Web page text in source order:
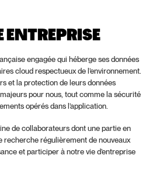
ENTREPRISE
engagée qui héberge ses données
cloud respectueux de l’environnement.
et la protection de leurs données
pour nous, tout comme la sécurité
opérés dans l’application.
de collaborateurs dont une partie en
recherche régulièrement de nouveaux
et participer à notre vie d’entreprise